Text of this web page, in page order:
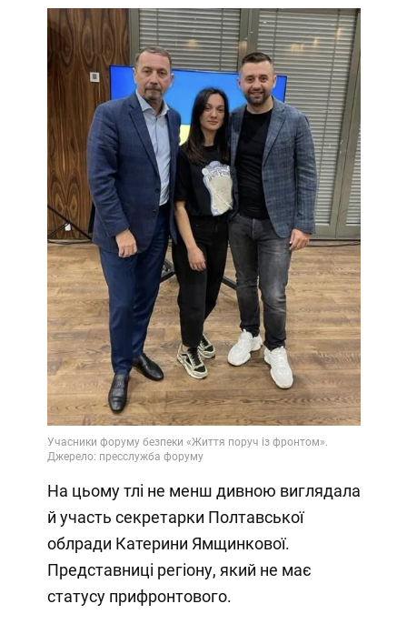
На цьому тлі не менш дивною виглядала
й участь секретарки Полтавської
облради Катерини Ямщинкової.
Представниці регіону, який не має
статусу прифронтового.